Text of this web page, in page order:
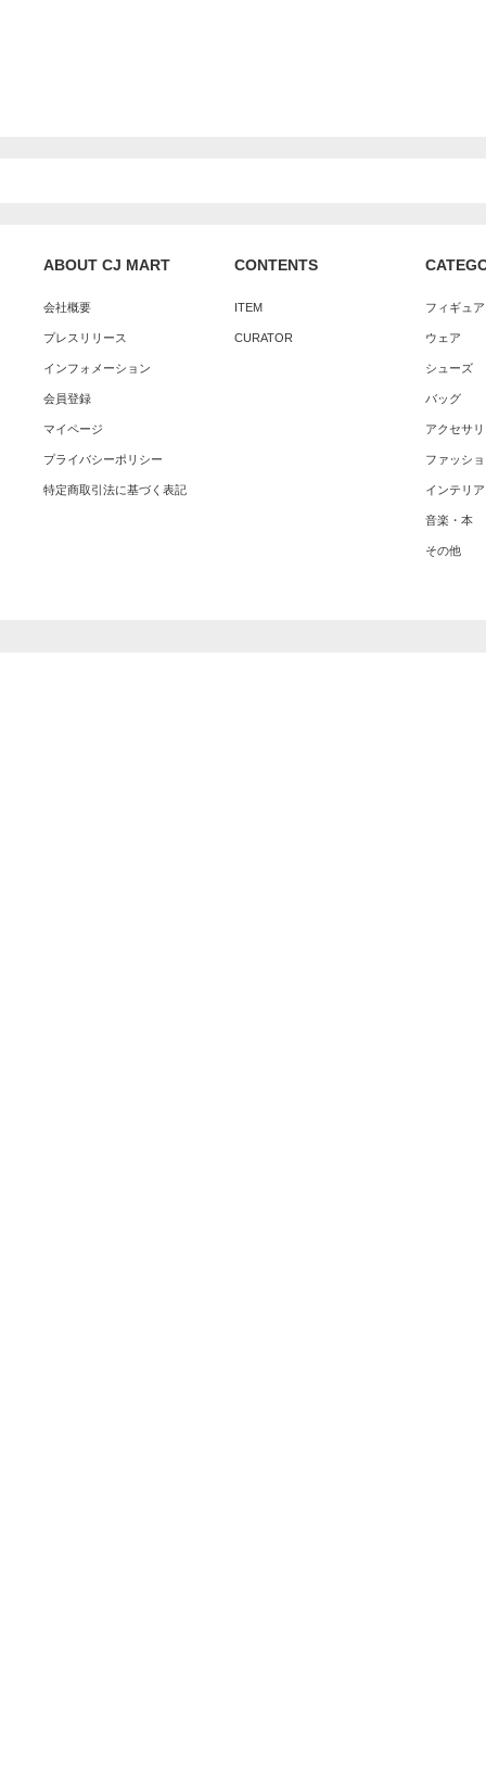
ABOUT CJ MART
会社概要
プレスリリース
インフォメーション
会員登録
マイページ
プライバシーポリシー
特定商取引法に基づく表記
CONTENTS
ITEM
CURATOR
フィギュ
ウェア
シューズ
バッグ
アクセサ
ファッシ
インテリア
音楽・本
その他